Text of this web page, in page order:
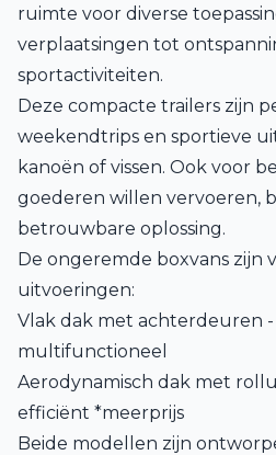
ruimte voor diverse
verplaatsingen tot
sportactiviteiten.
Deze compacte trailers zijn
weekendtrips en sportieve
kanoën of vissen. Ook voor
goederen willen vervoeren,
betrouwbare oplossing.
De ongeremde boxvans zijn
uitvoeringen:
Vlak dak met achterdeuren
multifunctioneel
Aerodynamisch dak met
efficiënt *meerprijs
Beide modellen zijn